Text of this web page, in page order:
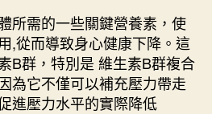
所需的一些關鍵營養素，使
,從而導致身心健康下降。這
B群，特別是 維生素B群複合
為它不僅可以補充壓力帶走
進壓力水平的實際降低